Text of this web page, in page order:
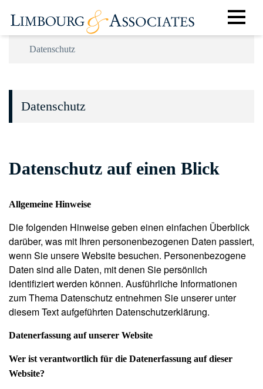
Datenschutz
Datenschutz
Datenschutz auf einen Blick
Allgemeine Hinweise
Die folgenden Hinweise geben einen einfachen Überblick
darüber, was mit Ihren personenbezogenen Daten passiert,
wenn Sie unsere Website besuchen. Personenbezogene
Daten sind alle Daten, mit denen Sie persönlich
identifiziert werden können. Ausführliche Informationen
zum Thema Datenschutz entnehmen Sie unserer unter
diesem Text aufgeführten Datenschutzerklärung.
Datenerfassung auf unserer Website
Wer ist verantwortlich für die Datenerfassung auf dieser
Website?